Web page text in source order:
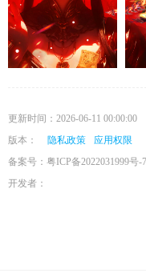
更新时间：2026-06-11 00:00:00
版本：
隐私政策
应用权限
备案号：粤ICP备2022031999号-
开发者：